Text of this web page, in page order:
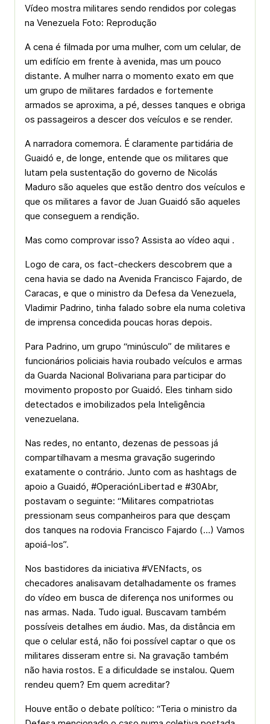
Vídeo mostra militares sendo rendidos por colegas
na Venezuela Foto: Reprodução
A cena é filmada por uma mulher, com um celular, de
um edifício em frente à avenida, mas um pouco
distante. A mulher narra o momento exato em que
um grupo de militares fardados e fortemente
armados se aproxima, a pé, desses tanques e obriga
os passageiros a descer dos veículos e se render.
A narradora comemora. É claramente partidária de
Guaidó e, de longe, entende que os militares que
lutam pela sustentação do governo de Nicolás
Maduro são aqueles que estão dentro dos veículos e
que os militares a favor de Juan Guaidó são aqueles
que conseguem a rendição.
Mas como comprovar isso? Assista ao vídeo aqui .
Logo de cara, os fact-checkers descobrem que a
cena havia se dado na Avenida Francisco Fajardo, de
Caracas, e que o ministro da Defesa da Venezuela,
Vladimir Padrino, tinha falado sobre ela numa coletiva
de imprensa concedida poucas horas depois.
Para Padrino, um grupo “minúsculo” de militares e
funcionários policiais havia roubado veículos e armas
da Guarda Nacional Bolivariana para participar do
movimento proposto por Guaidó. Eles tinham sido
detectados e imobilizados pela Inteligência
venezuelana.
Nas redes, no entanto, dezenas de pessoas já
compartilhavam a mesma gravação sugerindo
exatamente o contrário. Junto com as hashtags de
apoio a Guaidó, #OperaciónLibertad e #30Abr,
postavam o seguinte: “Militares compatriotas
pressionam seus companheiros para que desçam
dos tanques na rodovia Francisco Fajardo (…) Vamos
apoiá-los”.
Nos bastidores da iniciativa #VENfacts, os
checadores analisavam detalhadamente os frames
do vídeo em busca de diferença nos uniformes ou
nas armas. Nada. Tudo igual. Buscavam também
possíveis detalhes em áudio. Mas, da distância em
que o celular está, não foi possível captar o que os
militares disseram entre si. Na gravação também
não havia rostos. E a dificuldade se instalou. Quem
rendeu quem? Em quem acreditar?
Houve então o debate político: “Teria o ministro da